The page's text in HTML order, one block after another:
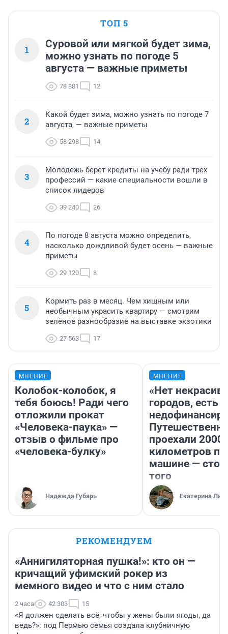
ТОП 5
1
Суровой или мягкой будет зима,
можно узнать по погоде 5
августа — важные приметы
78 881 12
2
Какой будет зима, можно узнать по погоде 7
августа, — важные приметы
58 298 14
3
Молодежь берет кредиты на учебу ради трех
профессий — какие специальности вошли в
список лидеров
39 240 26
4
По погоде 8 августа можно определить,
насколько дождливой будет осень — важные
приметы
29 120 8
5
Кормить раз в месяц. Чем хищным или
необычным украсить квартиру — смотрим
зелёное разнообразие на выставке экзотики
27 563 17
МНЕНИЕ
Колобок-колобок, я
тебя боюсь! Ради чего
отложили прокат
«Человека-паука» —
отзыв о фильме про
«человека-булку»
Надежда Губарь
МНЕНИЕ
«Нет
городов, есть
проехали 2000
километров по
машине —
того
Екатерина
РЕКОМЕНДУЕМ
«Аннигиляторная пушка!»: кто он —
кричащий уфимский рокер из
мемного видео и что с ним стало
2 часа 42 303 15
«Я должен сделать всё, чтобы у жены были ягоды, да
ведь?»: под Пермью семья создала клубничную